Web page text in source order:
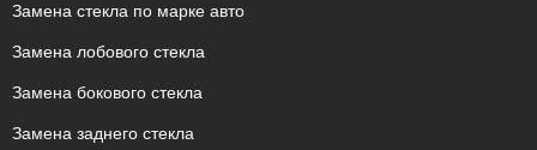
Замена стекла по марке авто
Замена лобового стекла
Замена бокового стекла
Замена заднего стекла